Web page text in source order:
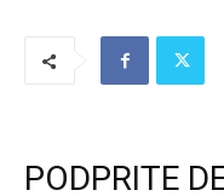
PODPRITE